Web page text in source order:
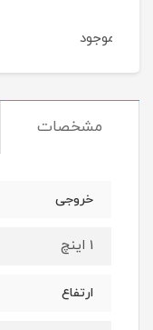
ناموجود
مشخصات
خروجی
1 اینچ
ارتفاع